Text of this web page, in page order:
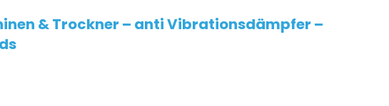
& Trockner – anti Vibrationsdämpfer –